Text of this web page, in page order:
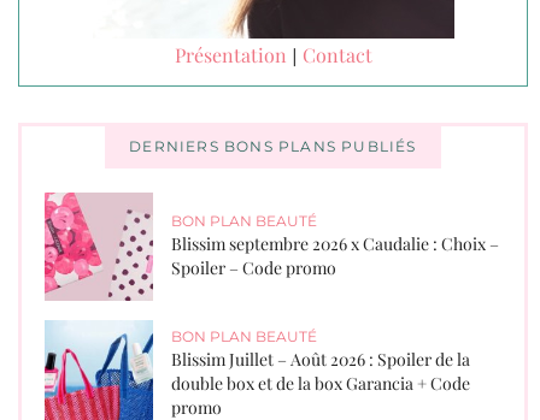
Présentation | Contact
DERNIERS BONS PLANS PUBLIÉS
BON PLAN BEAUTÉ
Blissim septembre 2026 x Caudalie : Choix –
Spoiler – Code promo
BON PLAN BEAUTÉ
Blissim Juillet – Août 2026 : Spoiler de la
double box et de la box Garancia + Code
promo